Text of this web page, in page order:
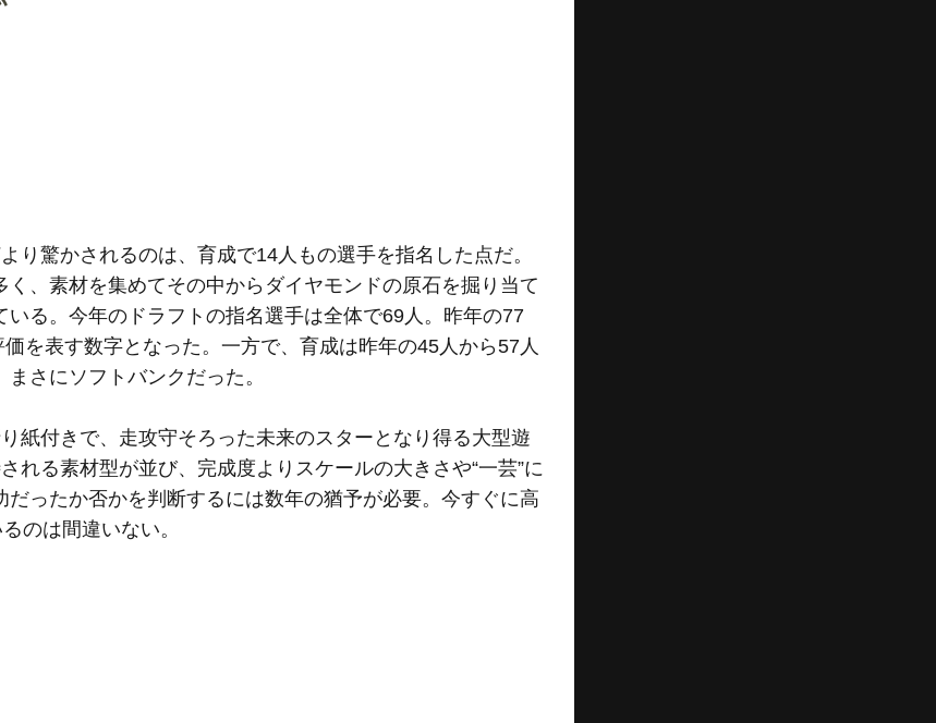
驚かされるのは、育成で14人もの選手を指名した点だ。
、素材を集めてその中からダイヤモンドの原石を掘り当て
る。今年のドラフトの指名選手は全体で69人。昨年の77
を表す数字となった。一方で、育成は昨年の45人から57人
さにソフトバンクだった。
紙付きで、走攻守そろった未来のスターとなり得る大型遊
れる素材型が並び、完成度よりスケールの大きさや“一芸”に
ったか否かを判断するには数年の猶予が必要。今すぐに高
のは間違いない。